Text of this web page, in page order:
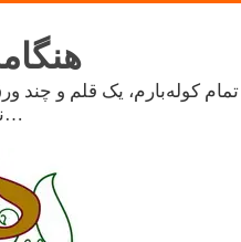
تمام کوله‌بارم، یک قلم و چند
نرفته…